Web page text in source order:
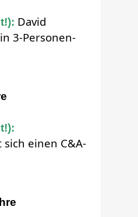
David
3-Personen-
einen C&A-